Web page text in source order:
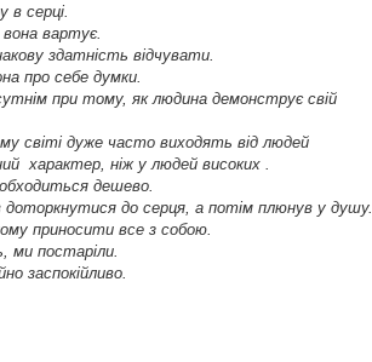
в серці.
вартує.
здатність відчувати.
про себе думки.
при тому, як людина демонструє свій
світі дуже часто виходять від людей
характер, ніж у людей високих .
дешево.
до серця, а потім плюнув у душу.
приносити все з собою.
ми постаріли.
заспокійливо.